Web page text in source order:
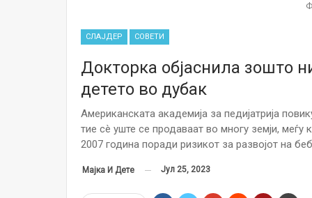
СЛАЈДЕР СОВЕТИ
Докторка објаснила зошто
детето во дубак
Американската академија за педијатрија
тие сè уште се продаваат во многу земји,
2007 година поради ризикот за развојот на
Мајка И Дете Јул 25, 2023